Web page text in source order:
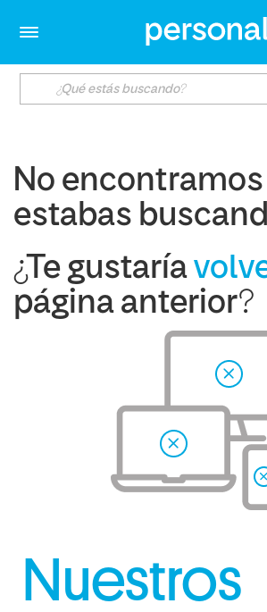
No
estabas
¿Te gustaría
página anterior?
Nuestros